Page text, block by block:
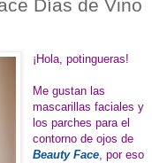
Días de Vino
¡Hola, potingueras!
Me gustan las
mascarillas faciales y
los parches para el
contorno de ojos de
Beauty Face, por eso